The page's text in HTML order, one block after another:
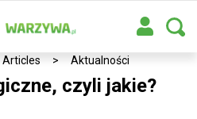
Articles > Aktualności
czyli jakie?